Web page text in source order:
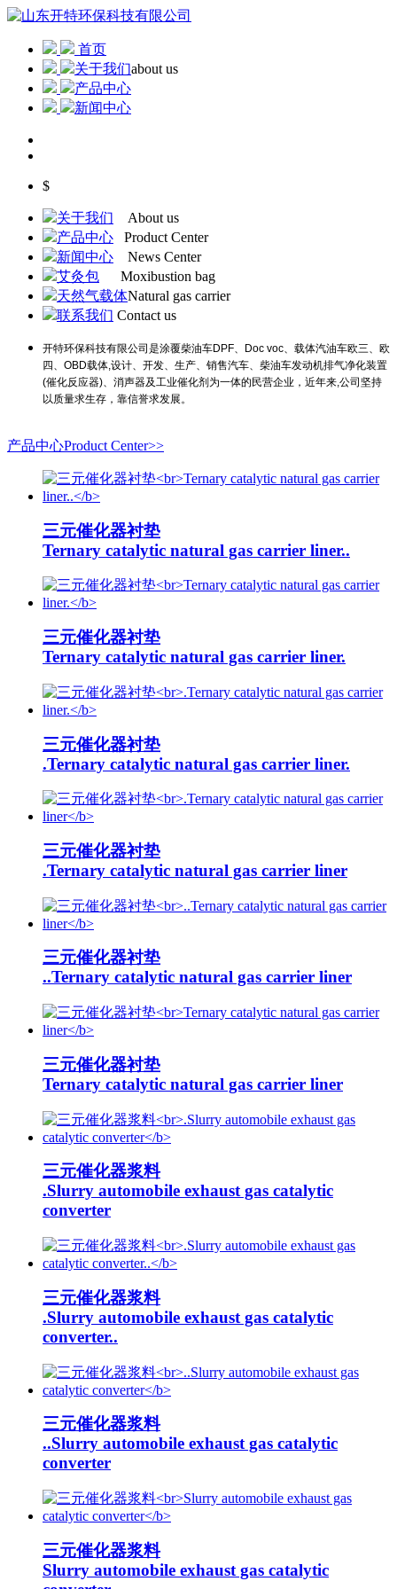
首页
关于我们about us
产品中心
新闻中心
$
关于我们 About us
产品中心 Product Center
新闻中心 News Center
艾灸包 Moxibustion bag
天然气载体Natural gas carrier
联系我们 Contact us
开特环保科技有限公司是涂覆柴油车DPF、Doc voc、载体汽油车欧三、欧
四、OBD载体,设计、开发、生产、销售汽车、柴油车发动机排气净化装置
(催化反应器)、消声器及工业催化剂为一体的民营企业，近年来,公司坚持
以质量求生存，靠信誉求发展。
产品中心Product Center>>
三元催化器衬垫
Ternary catalytic natural gas carrier liner..
三元催化器衬垫
Ternary catalytic natural gas carrier liner.
三元催化器衬垫
.Ternary catalytic natural gas carrier liner.
三元催化器衬垫
.Ternary catalytic natural gas carrier liner
三元催化器衬垫
..Ternary catalytic natural gas carrier liner
三元催化器衬垫
Ternary catalytic natural gas carrier liner
三元催化器浆料
.Slurry automobile exhaust gas catalytic
converter
三元催化器浆料
.Slurry automobile exhaust gas catalytic
converter..
三元催化器浆料
..Slurry automobile exhaust gas catalytic
converter
三元催化器浆料
Slurry automobile exhaust gas catalytic